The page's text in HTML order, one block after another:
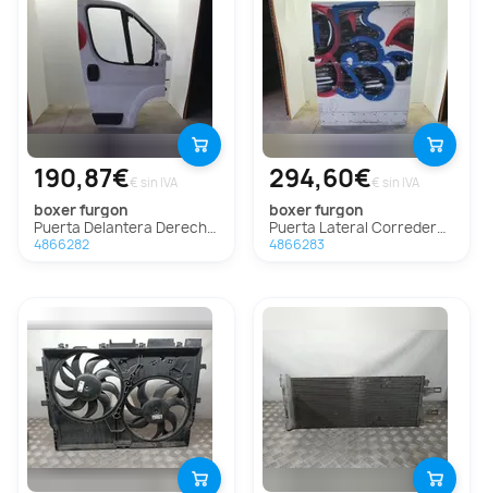
190,87€€ sin IVA
boxer furgon
Puerta Delantera Derecha Para Peugeot Boxer Furgón
4866282
294,60€€ sin IVA
boxer furgon
Puerta Lateral Corredera Derecha Para Peugeot Boxer Furgón
4866283